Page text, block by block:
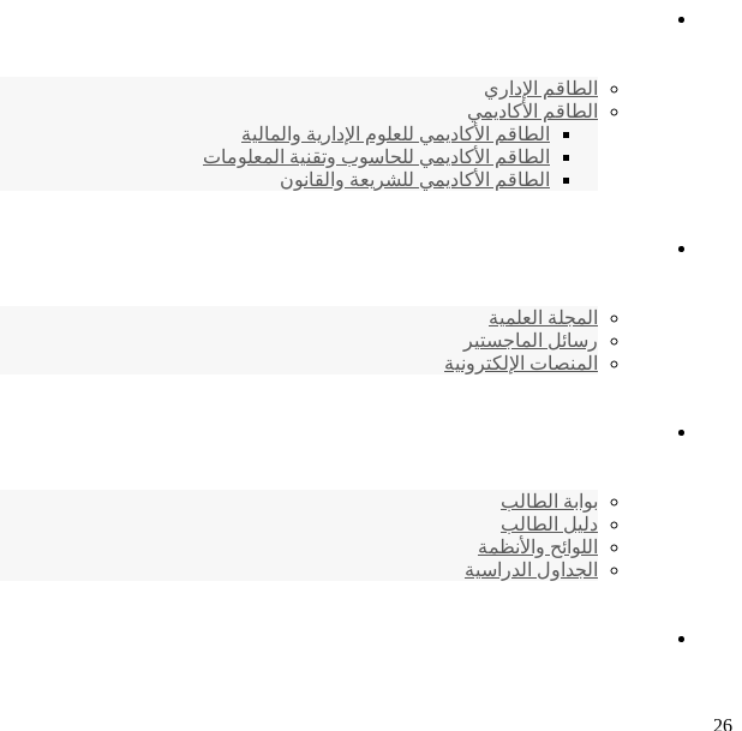
الطاقم الإداري
الطاقم الأكاديمي
الطاقم الأكاديمي للعلوم الإدارية والمالية
الطاقم الأكاديمي للحاسوب وتقنية المعلومات
الطاقم الأكاديمي للشريعة والقانون
المجلة العلمية
رسائل الماجستير
المنصات الإلكترونية
بوابة الطالب
دليل الطالب
اللوائح والأنظمة
الجداول الدراسية
26